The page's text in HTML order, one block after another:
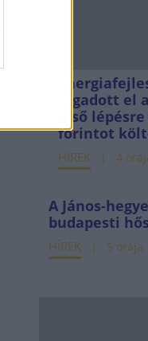
fogadott el
első
forintot
HÍREK 4
A János-
budapesti
HÍREK 5 órája